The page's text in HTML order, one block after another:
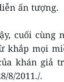
ấn tượng.
cuối cùng
khắp mọi
khán giả
8/2011./.